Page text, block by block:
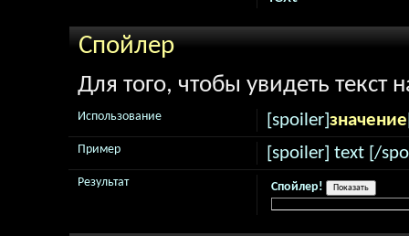
Спойлер
Для того, чтобы увидеть текст
[spoiler]значение
Использование
[spoiler] text [/
Пример
Спойлер!
Результат